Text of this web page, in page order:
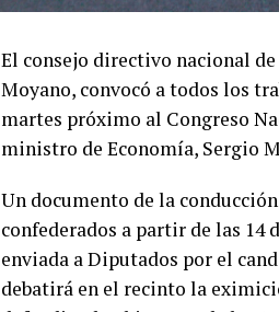
El consejo directivo nacional
Moyano, convocó a todos los
martes próximo al Congreso
ministro de Economía, Sergio
Un documento de la
confederados a partir de las
enviada a Diputados por el
debatirá en el recinto la